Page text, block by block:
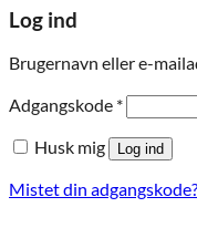
Log ind
Brugernavn eller e-
Adgangskode *Påkrævet
Husk mig Log ind
Mistet din adgangskode?